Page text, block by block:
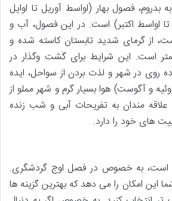
بدروم، فصول بهار (اواسط آوریل تا اوایل
تا اواسط اکتبر) است. در این فصول، آب و
از گرمای شدید تابستان کاسته شده و
است. این شرایط برای گشت وگذار در
روی در شهر و لذت بردن از سواحل، ایده
و آگوست) هوا بسیار گرم و شهر مملو از
مندان به تفریحات آبی و شب زنده
های خود را دارد.
به خصوص در فصل اوج گردشگری.
این امکان را می دهد که بهترین گزینه ها